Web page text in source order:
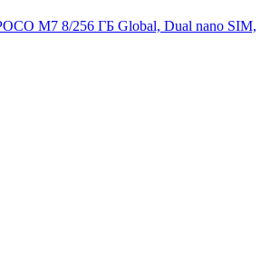
M7 8/256 ГБ Global, Dual nano SIM,